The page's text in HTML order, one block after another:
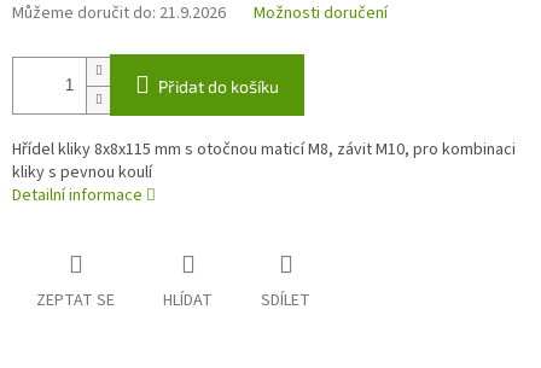
Můžeme doručit do: 21.9.2026 Možnosti doručení
Přidat do košíku
Hřídel kliky 8x8x115 mm s otočnou maticí M8, závit M10, pro kombinaci
kliky s pevnou koulí
Detailní informace
ZEPTAT SE HLÍDAT SDÍLET